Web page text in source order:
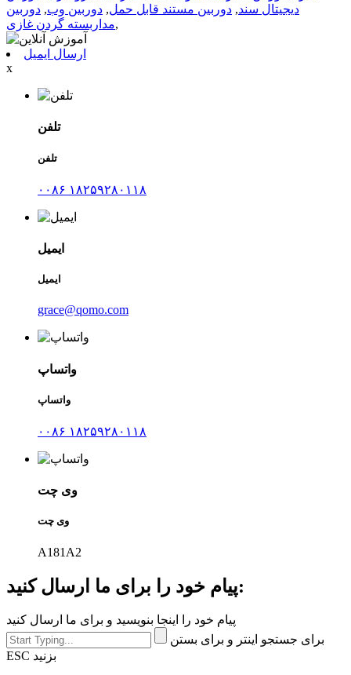
دیجیتال سند, دوربین مستند قابل حمل, دوربین وب, دوربین
مداربسته گردن غازی,
ارسال ایمیل
x
تلفن
تلفن
۰۰۸۶ ۱۸۲۵۹۲۸۰۱۱۸
ایمیل
ایمیل
grace@qomo.com
واتساپ
واتساپ
۰۰۸۶ ۱۸۲۵۹۲۸۰۱۱۸
وی چت
وی چت
A181A2
پیام خود را برای ما ارسال کنید:
پیام خود را اینجا بنویسید و برای ما ارسال کنید
برای جستجو اینتر و برای بستن
ESC بزنید